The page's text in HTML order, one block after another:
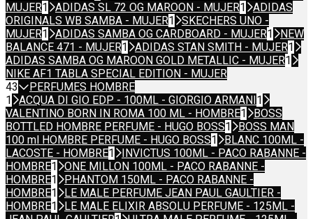
MUJER1 ADIDAS SL 72 OG MAROON - MUJER1
ADIDAS
ORIGINALS WB SAMBA - MUJER1
SKECHERS UNO -
MUJER1 ADIDAS SAMBA OG CARDBOARD - MUJER1
NEW
BALANCE 471 - MUJER1 ADIDAS STAN SMITH - MUJER1
ADIDAS SAMBA OG MAROON GOLD METALLIC - MUJER1
NIKE AF1 TABLA SPECIAL EDITION - MUJER
43
PERFUMES HOMBRE
1
ACQUA DI GIO EDP - 100ML - GIORGIO ARMANI 1
VALENTINO BORN IN ROMA 100 ML - HOMBRE1
BOSS
BOTTLED HOMBRE PERFUME - HUGO BOSS1
BOSS MAN
100 ml HOMBRE PERFUME - HUGO BOSS1
BLANC 100ML -
LACOSTE - HOMBRE1
INVICTUS 100ML - PACO RABANNE -
HOMBRE1
ONE MILLON 100ML - PACO RABANNE -
HOMBRE1
PHANTOM 150ML - PACO RABANNE -
HOMBRE1
LE MALE PERFUME JEAN PAUL GAULTIER -
HOMBRE1
LE MALE ELIXIR ABSOLU PERFUME - 125ML -